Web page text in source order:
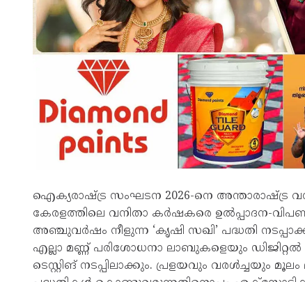
ഐക്യരാഷ്ട്ര സംഘടന 2026-നെ അന്താരാഷ്ട്ര
കേരളത്തിലെ വനിതാ കർഷകരെ ഉൽപ്പാദന-
അഞ്ചുവർഷം നീളുന്ന ‘കൃഷി സഖി’ പദ്ധതി
എല്ലാ മണ്ണ് പരിശോധനാ ലാബുകളെയും ഡിജിറ്റൽ
ടെസ്റ്റിങ് നടപ്പിലാക്കും. പ്രളയവും വരൾച്ചയും മൂലം